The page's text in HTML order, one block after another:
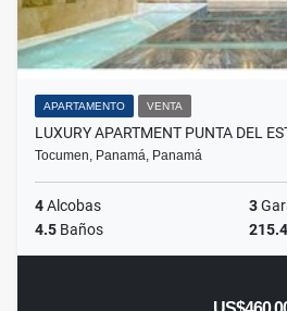
APARTAMENTO VENTA
LUXURY APARTMENT PUNTA DEL
Tocumen, Panamá, Panamá
4Alcobas 3
4.5 Baños 215.4